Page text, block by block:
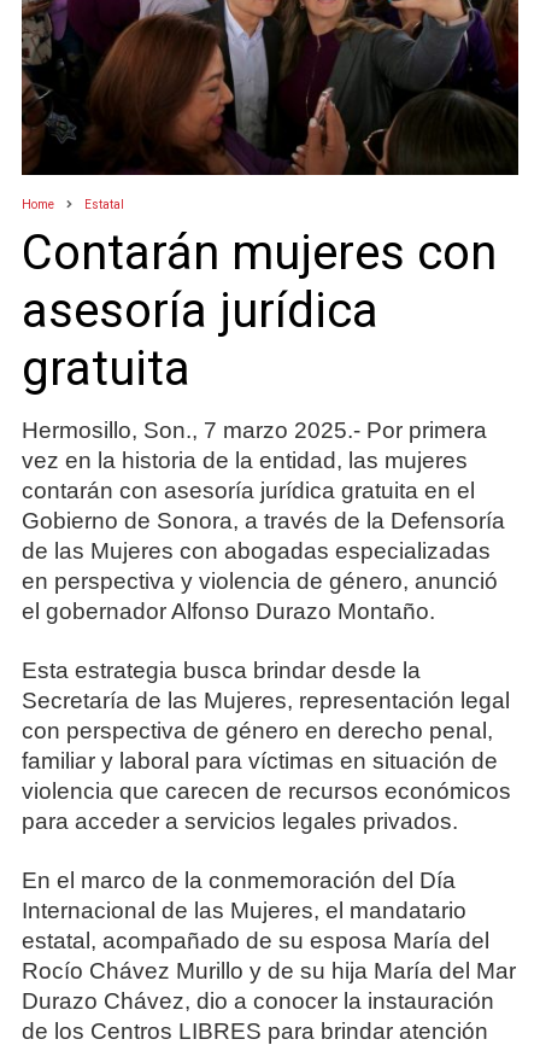
Home Estatal
Contarán mujeres con
asesoría jurídica
gratuita
Hermosillo, Son., 7 marzo 2025.- Por primera
vez en la historia de la entidad, las mujeres
contarán con asesoría jurídica gratuita en el
Gobierno de Sonora, a través de la Defensoría
de las Mujeres con abogadas especializadas
en perspectiva y violencia de género, anunció
el gobernador Alfonso Durazo Montaño.
Esta estrategia busca brindar desde la
Secretaría de las Mujeres, representación legal
con perspectiva de género en derecho penal,
familiar y laboral para víctimas en situación de
violencia que carecen de recursos económicos
para acceder a servicios legales privados.
En el marco de la conmemoración del Día
Internacional de las Mujeres, el mandatario
estatal, acompañado de su esposa María del
Rocío Chávez Murillo y de su hija María del Mar
Durazo Chávez, dio a conocer la instauración
de los Centros LIBRES para brindar atención